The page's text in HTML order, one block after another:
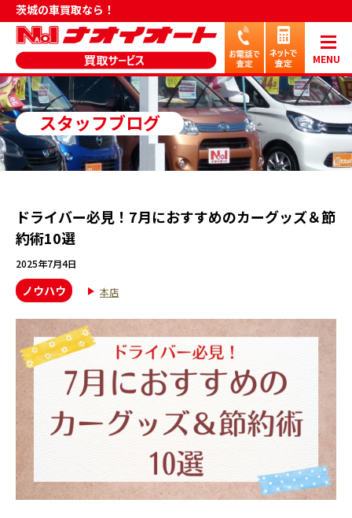
茨城の車買取なら！
MENU
スタッフブログ
ドライバー必見！7月におすすめのカーグッズ＆節
約術10選
2025年7月4日
ノウハウ 本店